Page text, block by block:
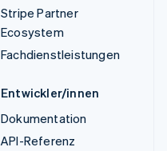
Stripe Partner
Ecosystem
Fachdienstleistungen
Entwickler/innen
Dokumentation
API-Referenz